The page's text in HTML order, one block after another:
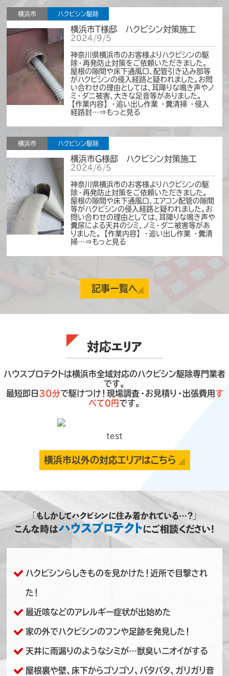
う思っているうちに、ある日突然、天井裏や壁
の中で大きな物音がしはじめ、気づけば被害
が一…⇒もっと見る
お知らせ
2025年ゴールデンウィークも休まず営
業いたします。2025/04/30
平素は多大なるご愛顧を頂きまして誠にあり
がとうございます。 当社ハウスプロテクトは、
2025年ゴールデンウイークも休まず営業して
と… 数か月後に大きな被害となり害獣駆除費
用が大きくかさむことはよくある話です。 害獣
に…⇒もっと見る
お知らせ
ABEMA TV「ABEMA的ニュースショ
ー」で紹介されました。2025/02/14
弊社ホームページをご覧いただきありがとう
ございます。ハウスプロテクト編集部です。 下
記番組にて、弊社が専門家として取材を受けま
横浜市 ハクビシン駆除
横浜市T様邸 ハクビシン対策施工
2024/9/5
神奈川県横浜市のお客様よりハクビシンの駆
除・再発防止対策をご依頼いただきました。
屋根の隙間や床下通風口、配管引き込み部等
がハクビシンの侵入経路と疑われました。お問
い合わせの理由としては、耳障りな鳴き声やノ
ミ・ダニ被害、大きな足音等がありました。
【作業内容】 ・追い出し作業 ・糞清掃 ・侵入
経路封…⇒もっと見る
横浜市 ハクビシン駆除
横浜市G様邸 ハクビシン対策施工
2024/6/5
神奈川県横浜市のお客様よりハクビシンの駆
除・再発防止対策をご依頼いただきました。
屋根の隙間や床下通風口、エアコン配管の隙間
等がハクビシンの侵入経路と疑われました。お
問い合わせの理由としては、耳障りな鳴き声や
糞尿による天井のシミ、ノミ・ダニ被害等があ
りました。 【作業内容】 ・追い出し作業 ・糞清
掃…⇒もっと見る
横浜市緑区S様邸 ネズミ、ハクビシン
神奈川県横浜市のお客様よりネズミ、ハクビシ
床下通風口等がネズミ、ハクビシンの侵入経路
と疑われました。お問い合わせの理由として
は、糞尿による悪臭やノミ・ダニ被害、建物の
作業…⇒もっと見る
アライグマ駆除
イグマの駆除・再発防止対策をご依頼いただ
きました。 軒天の隙間や基礎の割れ目、床下
問い合わせをいただきました。 【作業内容】 ・
横浜市 アライグマ駆除
横浜市磯子区E様邸 ハクビシン、アライ
神奈川県横浜市のお客様よりハクビシン、アラ
き声や糞尿による天井のシミ、ノミ・ダニ被害
た。 【…⇒もっと見る
記事一覧へ
対応エリア
ハウスプロテクトは横浜市全域対応のハクビシン駆除専門業者
です。
最短即日30分で駆けつけ！現場調査・お見積り・出張費用す
べて０円です。
test
横浜市以外の対応エリアはこちら
「もしかしてハクビシンに住み着かれている…？」
こんな時はハウスプロテクトにご相談ください！
ハクビシンらしきものを見かけた！近所で目撃され
た！
最近咳などのアレルギー症状が出始めた
家の外でハクビシンのフンや足跡を発見した！
天井に雨漏りのようなシミが…獣臭いニオイがする
屋根裏や壁、床下からゴソゴソ、バタバタ、ガリガリ音